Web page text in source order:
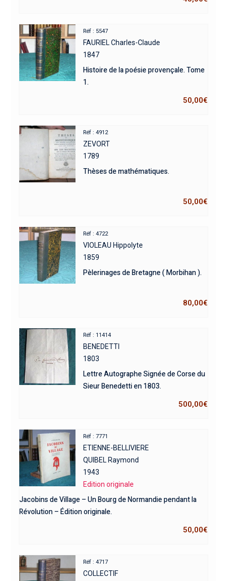
Réf : 5547
FAURIEL Charles-Claude
1847
Histoire de la poésie provençale. Tome
1.
50,00€
Réf : 4912
ZEVORT
1789
Thèses de mathématiques.
50,00€
Réf : 4722
VIOLEAU Hippolyte
1859
Pèlerinages de Bretagne ( Morbihan ).
80,00€
Réf : 11414
BENEDETTI
1803
Lettre Autographe Signée de Corse du
Sieur Benedetti en 1803.
500,00€
Réf : 7771
ETIENNE-BELLIVIERE
QUIBEL Raymond
1943
Edition originale
Jacobins de Village – Un Bourg de Normandie pendant la
Révolution – Édition originale.
50,00€
Réf : 4717
COLLECTIF